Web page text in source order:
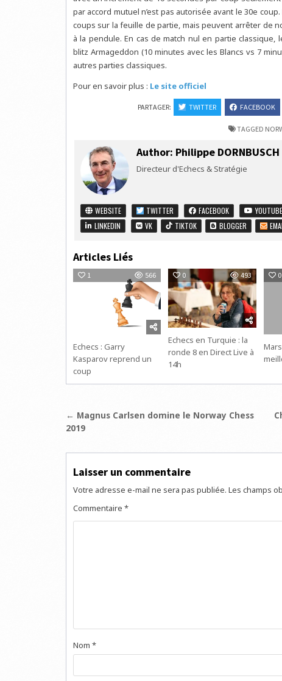
par accord mutuel n’est pas autorisée avant le 30e
coups sur la feuille de partie, mais peuvent arrêter de
à la pendule. En cas de match nul en partie
blitz Armageddon (10 minutes avec les Blancs vs 7
autres parties classiques.
Pour en savoir plus : Le site officiel
PARTAGER: TWITTER FACEBOOK
TAGGED
Author: Philippe DORNBUSCH
Directeur d'Echecs & Stratégie
WEBSITE TWITTER FACEBOOK YOUTUBE
LINKEDIN
VK TIKTOK BLOGGER
Articles Liés
1 566
Echecs : Garry
Kasparov reprend un
coup
0 493
Echecs en Turquie : la
ronde 8 en Direct Live à
14h
0
Navigation
de
l’article
← Magnus Carlsen domine le Norway Chess
2019
Laisser un commentaire
Votre adresse e-mail ne sera pas publiée. Les champs
Commentaire *
Nom *